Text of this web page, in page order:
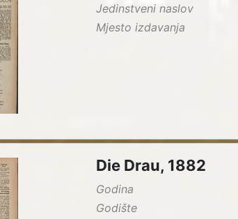
Jedinstveni naslov
Mjesto izdavanja
Die Drau, 1882
Godina
Godište